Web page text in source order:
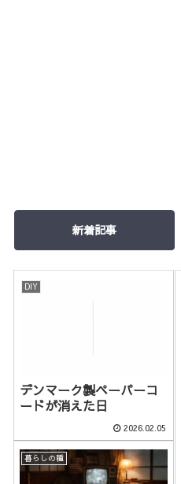
新着記事
DIY
デンマーク製ペーパーコ
ードが消えた日
2026.02.05
暮らしの種